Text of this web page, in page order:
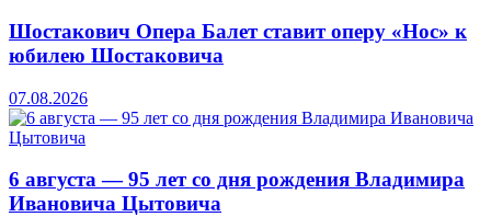
Шостакович Опера Балет ставит оперу «Нос» к
юбилею Шостаковича
07.08.2026
6 августа — 95 лет со дня рождения Владимира
Ивановича Цытовича